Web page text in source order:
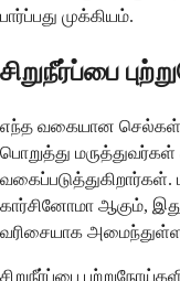
பார்ப்பது முக்கியம்.
சிறுநீர்ப்பை
எந்த வகையான செல்கள்
பொறுத்து மருத்துவர்கள்
கார்சினோமா ஆகும்,
வரிசையாக
சிறுநீர்ப்பை